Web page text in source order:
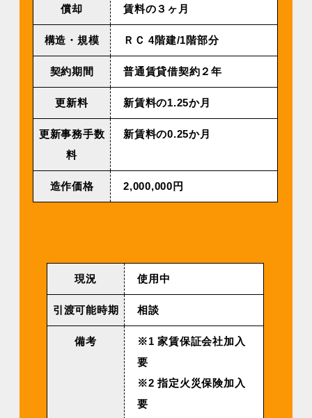
償却 賃料の３ヶ月
構造・規模 ＲＣ 4階建/1階部分
契約期間 普通賃貸借契約２年
更新料 新賃料の1.25か月
更新事務手数
料
新賃料の0.25か月
造作価格 2,000,000円
現況 使用中
引渡可能時期 相談
備考
※1 家賃保証会社加入
要
※2 指定火災保険加入
要